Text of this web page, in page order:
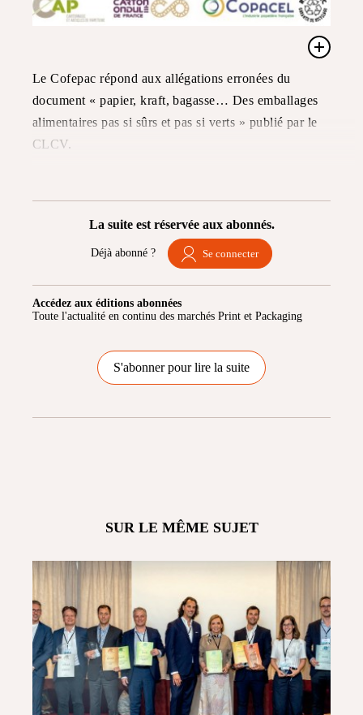
Le Cofepac répond aux allégations erronées du
document « papier, kraft, bagasse… Des emballages
alimentaires pas si sûrs et pas si verts » publié par le
CLCV.
La suite est réservée aux abonnés.
Déjà abonné ? Se connecter
Accédez aux éditions abonnées
Toute l'actualité en continu des marchés Print et Packaging
S'abonner pour lire la suite
SUR LE MÊME SUJET